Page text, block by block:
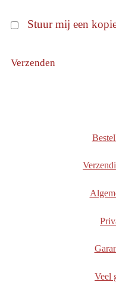
Stuur mij een
Verzenden
Veel